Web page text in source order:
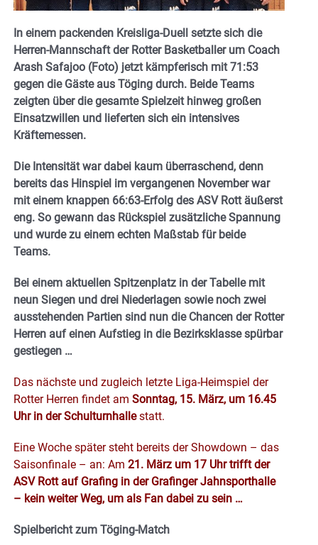
In einem packenden Kreisliga-Duell setzte sich die
Herren-Mannschaft der Rotter Basketballer um Coach
Arash Safajoo (Foto) jetzt kämpferisch mit 71:53
gegen die Gäste aus Töging durch. Beide Teams
zeigten über die gesamte Spielzeit hinweg großen
Einsatzwillen und lieferten sich ein intensives
Kräftemessen.
Die Intensität war dabei kaum überraschend, denn
bereits das Hinspiel im vergangenen November war
mit einem knappen 66:63‑Erfolg des ASV Rott äußerst
eng. So gewann das Rückspiel zusätzliche Spannung
und wurde zu einem echten Maßstab für beide
Teams.
Bei einem aktuellen Spitzenplatz in der Tabelle mit
neun Siegen und drei Niederlagen sowie noch zwei
ausstehenden Partien sind nun die Chancen der Rotter
Herren auf einen Aufstieg in die Bezirksklasse spürbar
gestiegen …
Das nächste und zugleich letzte Liga-Heimspiel der
Rotter Herren findet am Sonntag, 15. März, um 16.45
Uhr in der Schulturnhallestatt.
Eine Woche später steht bereits der Showdown – das
Saisonfinale – an: Am 21. März um 17 Uhr trifft der
ASV Rott auf Grafing in der Grafinger Jahnsporthalle
– kein weiter Weg, um als Fan dabei zu sein …
Spielbericht zum Töging-Match